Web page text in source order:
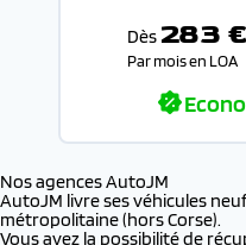
Dès 283 €
Par mois en LOA
Nos agences AutoJM
AutoJM livre ses véhicules
métropolitaine (hors Corse).
Vous avez la possibilité de